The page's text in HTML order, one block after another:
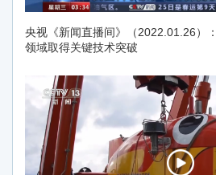
央视《新闻直播间》（2022.01.26）
领域取得关键技术突破